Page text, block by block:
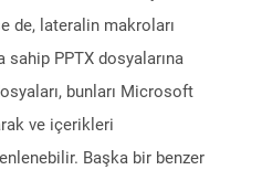
de, lateralin makroları
sahip PPTX dosyalarına
bunları Microsoft
ve içerikleri
Başka bir benzer